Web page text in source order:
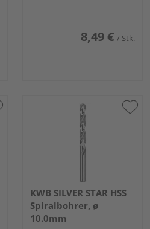
8,49 € / Stk.
KWB SILVER STAR HSS
Spiralbohrer, ø
10.0mm